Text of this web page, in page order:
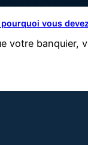
vous
votre